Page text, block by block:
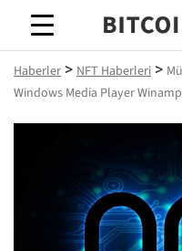
Haberler > NFT Haberleri >
Windows Media Player Winamp